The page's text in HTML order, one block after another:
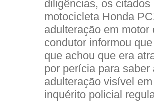
diligências, os
motocicleta Honda
adulteração em
condutor informou
que achou que era
por perícia para
adulteração visível
inquérito policial